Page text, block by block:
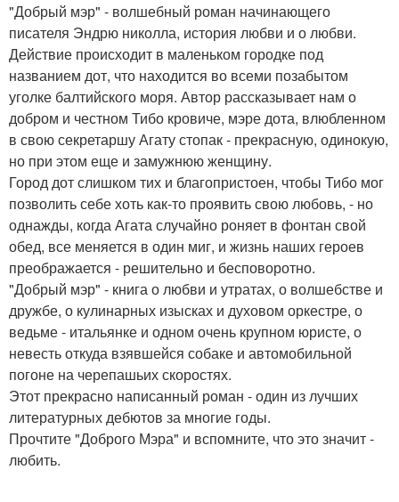
"Добрый мэр" - волшебный роман начинающего
писателя Эндрю николла, история любви и о любви.
Действие происходит в маленьком городке под
названием дот, что находится во всеми позабытом
уголке балтийского моря. Автор рассказывает нам о
добром и честном Тибо кровиче, мэре дота, влюбленном
в свою секретаршу Агату стопак - прекрасную, одинокую,
но при этом еще и замужнюю женщину.
Город дот слишком тих и благопристоен, чтобы Тибо мог
позволить себе хоть как-то проявить свою любовь, - но
однажды, когда Агата случайно роняет в фонтан свой
обед, все меняется в один миг, и жизнь наших героев
преображается - решительно и бесповоротно.
"Добрый мэр" - книга о любви и утратах, о волшебстве и
дружбе, о кулинарных изысках и духовом оркестре, о
ведьме - итальянке и одном очень крупном юристе, о
невесть откуда взявшейся собаке и автомобильной
погоне на черепашьих скоростях.
Этот прекрасно написанный роман - один из лучших
литературных дебютов за многие годы.
Прочтите "Доброго Мэра" и вспомните, что это значит -
любить.